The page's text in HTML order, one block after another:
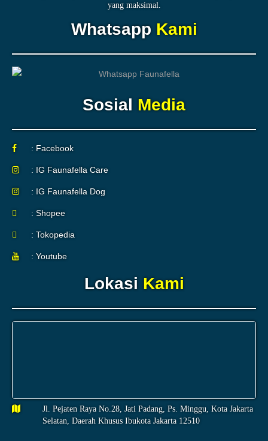
yang maksimal.
WhatsappKami
Sosial Media
: Facebook
: IG Faunafella Care
: IG Faunafella Dog
: Shopee
: Tokopedia
: Youtube
Lokasi Kami
Jl. Pejaten Raya No.28, Jati Padang, Ps. Minggu, Kota Jakarta
Selatan, Daerah Khusus Ibukota Jakarta 12510